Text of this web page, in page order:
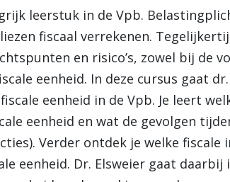
leerstuk in de Vpb.
fiscaal verrekenen.
en risico’s, zowel bij de
eenheid. In deze cursus gaat
eenheid in de Vpb. Je leert
eenheid en wat de gevolgen
Verder ontdek je welke fiscale
eenheid. Dr. Elsweier gaat daarbij